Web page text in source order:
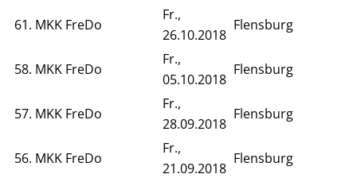
61. MKK FreDo
Fr.,
26.10.2018
Flensburg
58. MKK FreDo
Fr.,
05.10.2018
Flensburg
57. MKK FreDo
Fr.,
28.09.2018
Flensburg
56. MKK FreDo
Fr.,
21.09.2018
Flensburg